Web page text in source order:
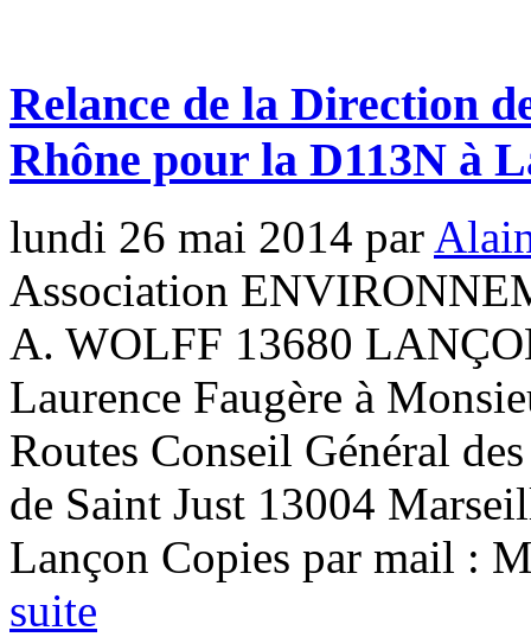
Relance de la Direction
Rhône pour la D113N à
lundi 26 mai 2014 par
Association
A. WOLFF 13680
Laurence Faugère à
Routes Conseil Général
de Saint Just 13004
Lançon Copies par mail :
suite